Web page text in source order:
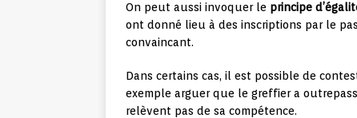
On peut aussi invoquer le principe
ont donné lieu à des inscriptions par le
convaincant.
Dans certains cas, il est possible de
exemple arguer que le greffier a
relèvent pas de sa compétence.